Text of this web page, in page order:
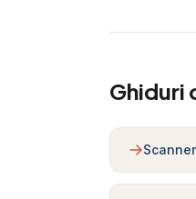
Ghiduri